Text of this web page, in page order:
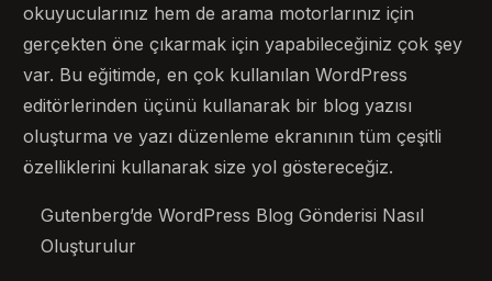
okuyucularınız hem de arama motorlarınız için
gerçekten öne çıkarmak için yapabileceğiniz çok şey
var. Bu eğitimde, en çok kullanılan WordPress
editörlerinden üçünü kullanarak bir blog yazısı
oluşturma ve yazı düzenleme ekranının tüm çeşitli
özelliklerini kullanarak size yol göstereceğiz.
Gutenberg’de WordPress Blog Gönderisi Nasıl
Oluşturulur